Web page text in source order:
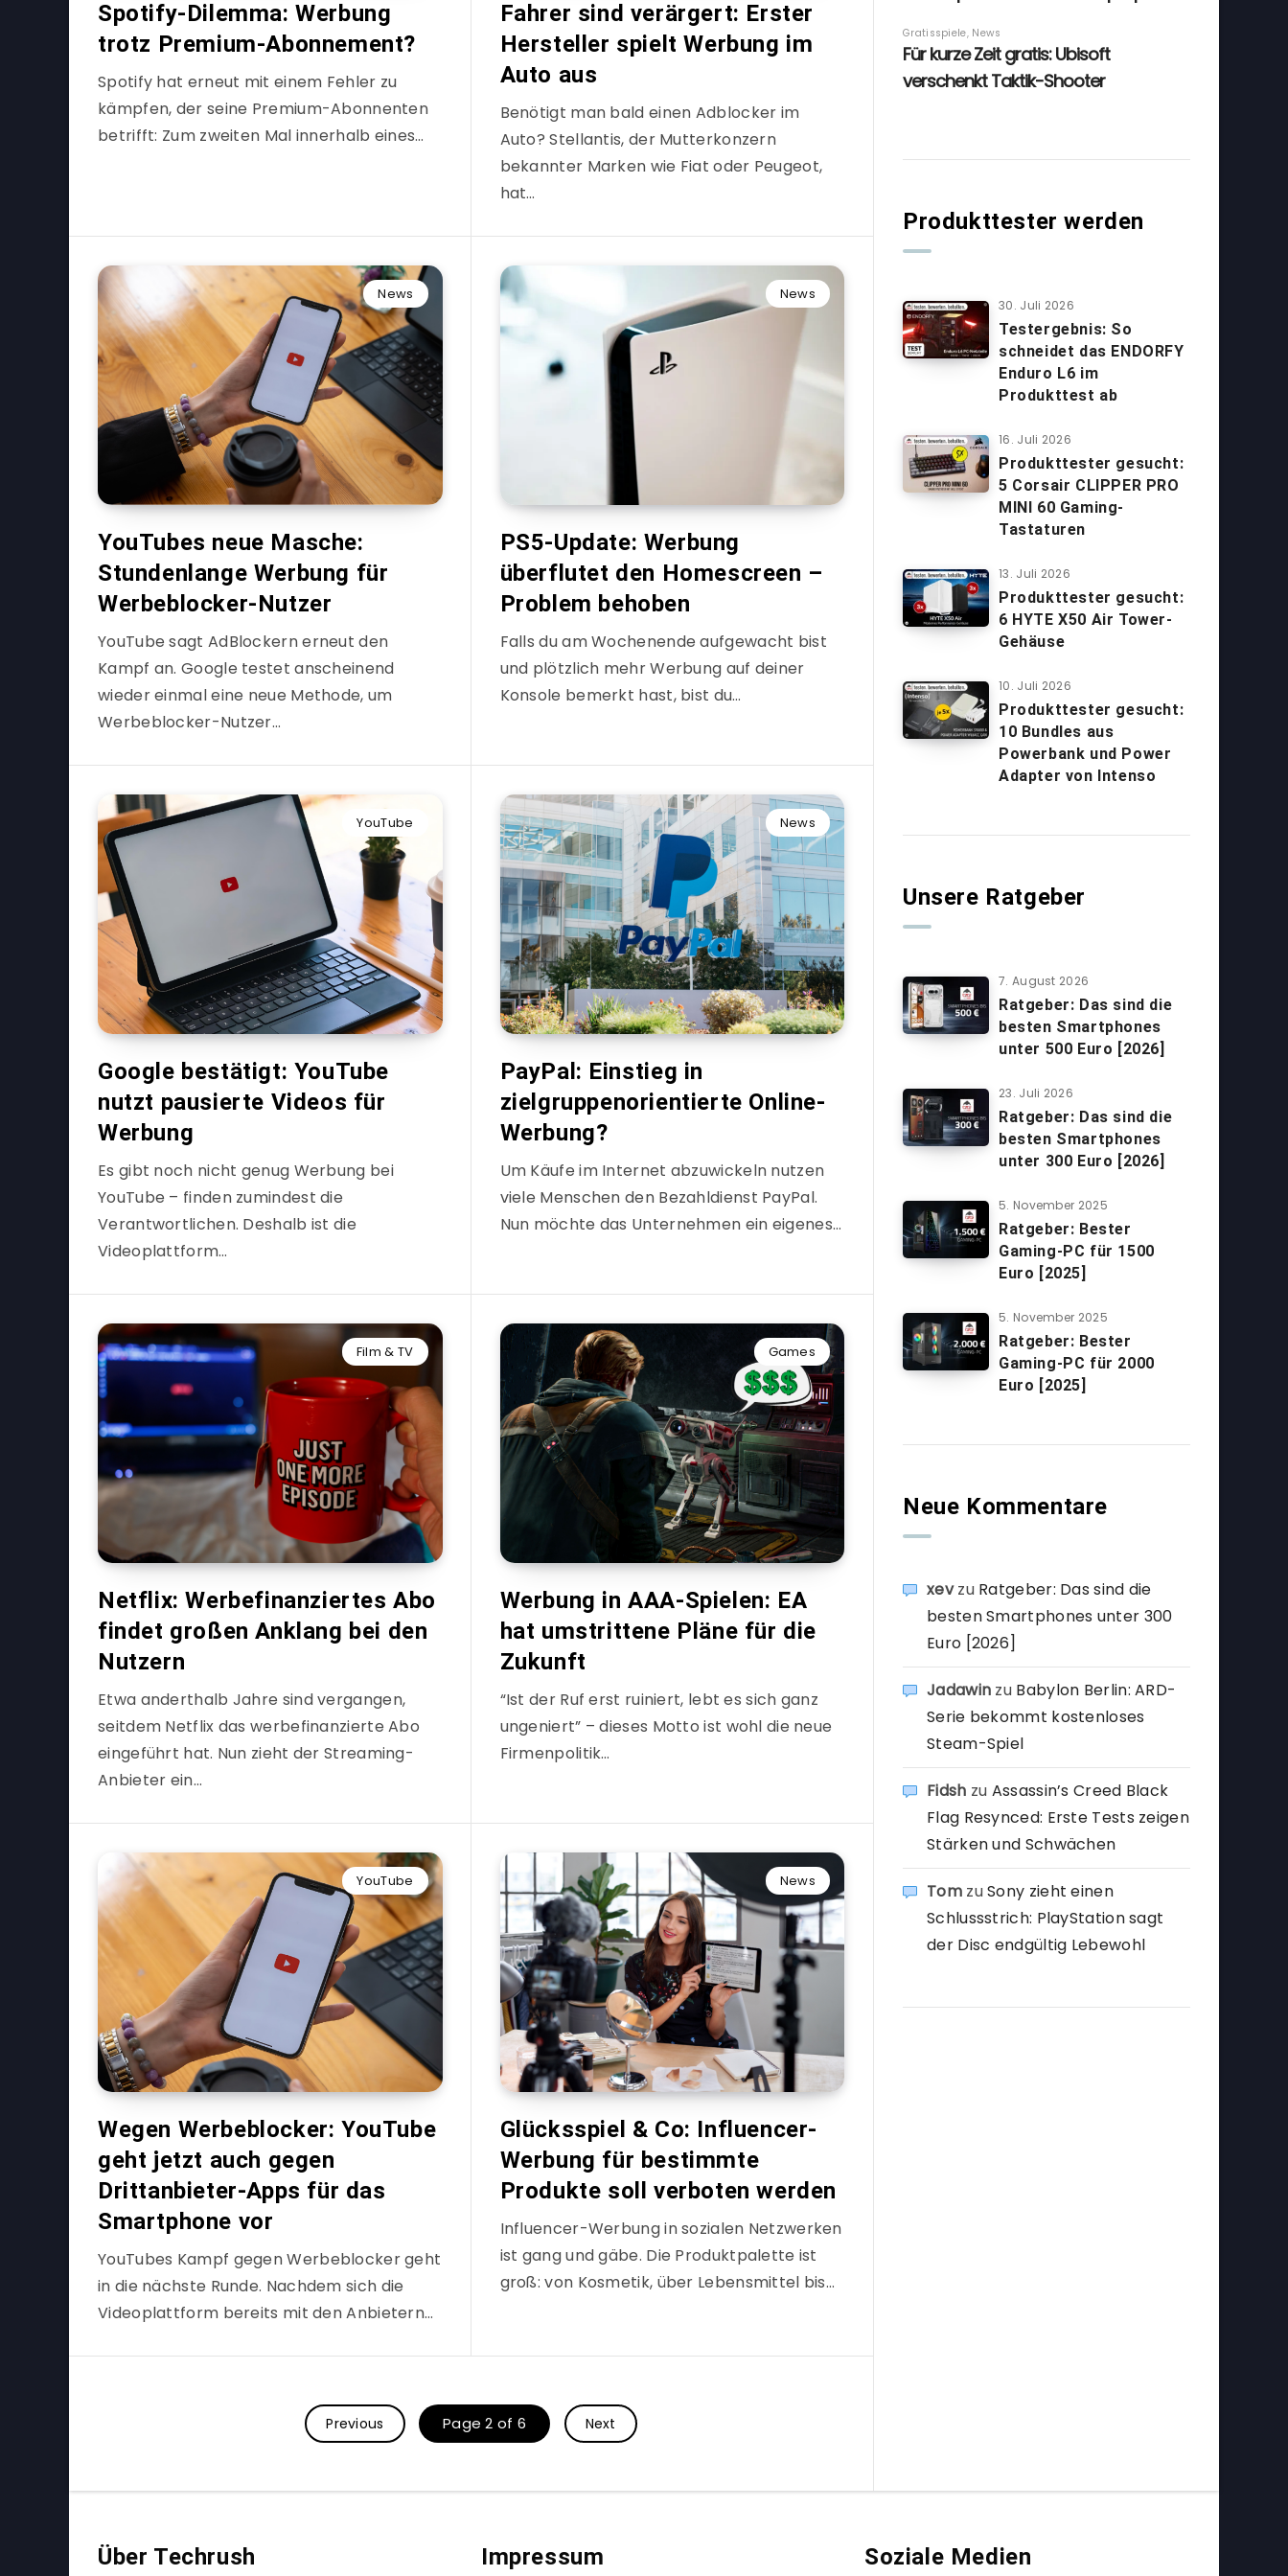
Spotify-Dilemma: Werbung
trotz Premium-Abonnement?
Spotify hat erneut mit einem Fehler zu
kämpfen, der seine Premium-Abonnenten
betrifft: Zum zweiten Mal innerhalb eines…
Fahrer sind verärgert: Erster
Hersteller spielt Werbung im
Auto aus
Benötigt man bald einen Adblocker im
Auto? Stellantis, der Mutterkonzern
bekannter Marken wie Fiat oder Peugeot,
hat…
News
YouTubes neue Masche:
Stundenlange Werbung für
Werbeblocker-Nutzer
YouTube sagt AdBlockern erneut den
Kampf an. Google testet anscheinend
wieder einmal eine neue Methode, um
Werbeblocker-Nutzer…
News
PS5-Update: Werbung
überflutet den Homescreen –
Problem behoben
Falls du am Wochenende aufgewacht bist
und plötzlich mehr Werbung auf deiner
Konsole bemerkt hast, bist du…
YouTube
Google bestätigt: YouTube
nutzt pausierte Videos für
Werbung
Es gibt noch nicht genug Werbung bei
YouTube – finden zumindest die
Verantwortlichen. Deshalb ist die
Videoplattform…
News
PayPal: Einstieg in
zielgruppenorientierte Online-
Werbung?
Um Käufe im Internet abzuwickeln nutzen
viele Menschen den Bezahldienst PayPal.
Nun möchte das Unternehmen ein eigenes…
Film & TV
Netflix: Werbefinanziertes Abo
findet großen Anklang bei den
Nutzern
Etwa anderthalb Jahre sind vergangen,
seitdem Netflix das werbefinanzierte Abo
eingeführt hat. Nun zieht der Streaming-
Anbieter ein…
Games
Werbung in AAA-Spielen: EA
hat umstrittene Pläne für die
Zukunft
“Ist der Ruf erst ruiniert, lebt es sich ganz
ungeniert” – dieses Motto ist wohl die neue
Firmenpolitik…
YouTube
Wegen Werbeblocker: YouTube
geht jetzt auch gegen
Drittanbieter-Apps für das
Smartphone vor
YouTubes Kampf gegen Werbeblocker geht
in die nächste Runde. Nachdem sich die
Videoplattform bereits mit den Anbietern…
News
Glücksspiel & Co: Influencer-
Werbung für bestimmte
Produkte soll verboten werden
Influencer-Werbung in sozialen Netzwerken
ist gang und gäbe. Die Produktpalette ist
groß: von Kosmetik, über Lebensmittel bis…
Previous Page 2 of 6 Next
Produkttester werden
30. Juli 2026
Testergebnis: So
schneidet das ENDORFY
Enduro L6 im
Produkttest ab
16. Juli 2026
Produkttester gesucht:
5 Corsair CLIPPER PRO
MINI 60 Gaming-
Tastaturen
13. Juli 2026
Produkttester gesucht:
6 HYTE X50 Air Tower-
Gehäuse
10. Juli 2026
Produkttester gesucht:
10 Bundles aus
Powerbank und Power
Adapter von Intenso
Unsere Ratgeber
7. August 2026
Ratgeber: Das sind die
besten Smartphones
unter 500 Euro [2026]
23. Juli 2026
Ratgeber: Das sind die
besten Smartphones
unter 300 Euro [2026]
5. November 2025
Ratgeber: Bester
Gaming-PC für 1500
Euro [2025]
5. November 2025
Ratgeber: Bester
Gaming-PC für 2000
Euro [2025]
Neue Kommentare
xevzu Ratgeber: Das sind die
besten Smartphones unter 300
Euro [2026]
Jadawin zu Babylon Berlin: ARD-
Serie bekommt kostenloses
Steam-Spiel
Fidsh zu Assassin’s Creed Black
Flag Resynced: Erste Tests zeigen
Stärken und Schwächen
TomzuSony zieht einen
Schlussstrich: PlayStation sagt
der Disc endgültig Lebewohl
Über Techrush Impressum Soziale Medien